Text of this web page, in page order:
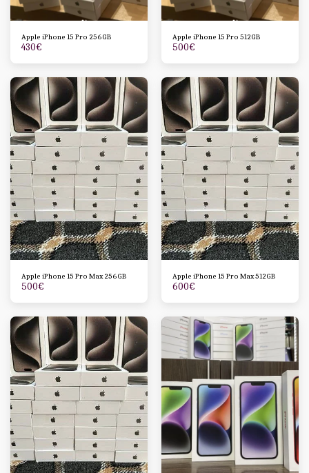
Apple iPhone 15 Pro 256GB
430€
Apple iPhone 15 Pro 512GB
500€
Apple iPhone 15 Pro Max 256GB
500€
Apple iPhone 15 Pro Max 512GB
600€